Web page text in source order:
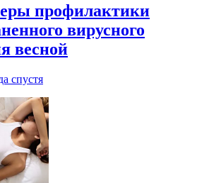
профилактики
вирусного
весной
спустя